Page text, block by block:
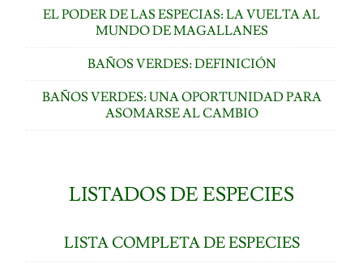
EL PODER DE LAS ESPECIAS: LA VUELTA AL
MUNDO DE MAGALLANES
BAÑOS VERDES: DEFINICIÓN
BAÑOS VERDES: UNA OPORTUNIDAD PARA
ASOMARSE AL CAMBIO
LISTADOS DE ESPECIES
LISTA COMPLETA DE ESPECIES